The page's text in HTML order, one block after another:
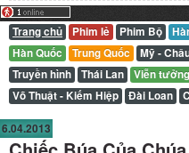
Trang chủ Phim lẻ Phim Bộ
Hàn Quốc
Trung Quốc Mỹ -
Truyền hình
Thái Lan Viễn tưởng
Võ Thuật - Kiếm Hiệp
Đài Loan
6.04.2013